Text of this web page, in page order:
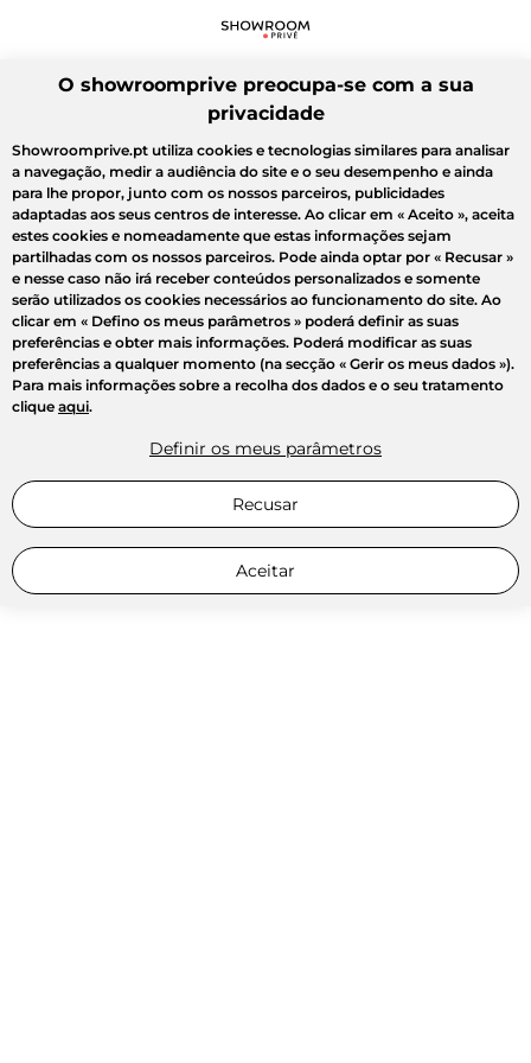
O showroomprive preocupa-se com a sua
privacidade
Showroomprive.pt utiliza cookies e tecnologias similares para analisar
a navegação, medir a audiência do site e o seu desempenho e ainda
para lhe propor, junto com os nossos parceiros, publicidades
adaptadas aos seus centros de interesse. Ao clicar em « Aceito », aceita
estes cookies e nomeadamente que estas informações sejam
partilhadas com os nossos parceiros. Pode ainda optar por « Recusar »
e nesse caso não irá receber conteúdos personalizados e somente
serão utilizados os cookies necessários ao funcionamento do site. Ao
clicar em « Defino os meus parâmetros » poderá definir as suas
preferências e obter mais informações. Poderá modificar as suas
preferências a qualquer momento (na secção « Gerir os meus dados »).
Para mais informações sobre a recolha dos dados e o seu tratamento
clique aqui.
Definir os meus parâmetros
Recusar
Aceitar